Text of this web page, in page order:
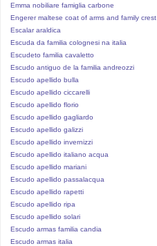
Emma nobiliare famiglia carbone
Engerer maltese coat of arms and family crest
Escalar araldica
Escuda da familia colognesi na italia
Escudeto familia cavaletto
Escudo antiguo de la familia andreozzi
Escudo apellido bulla
Escudo apellido ciccarelli
Escudo apellido florio
Escudo apellido gagliardo
Escudo apellido galizzi
Escudo apellido invernizzi
Escudo apellido italiano acqua
Escudo apellido mariani
Escudo apellido passalacqua
Escudo apellido rapetti
Escudo apellido ripa
Escudo apellido solari
Escudo armas familia candia
Escudo armas italia